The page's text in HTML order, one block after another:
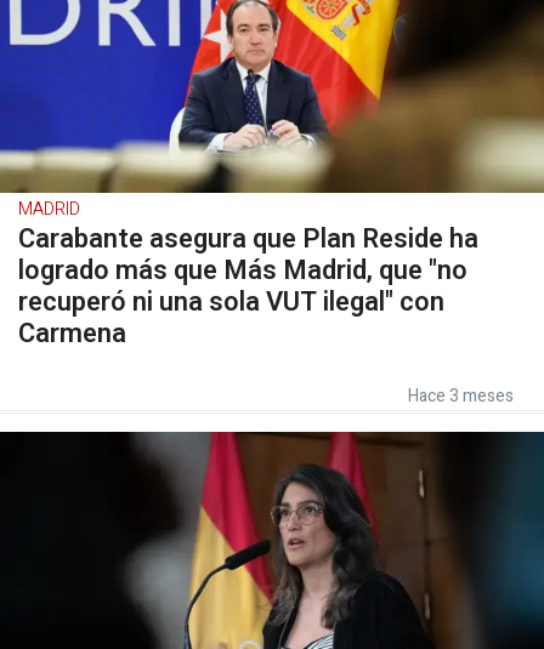
MADRID
Carabante asegura que Plan Reside ha
logrado más que Más Madrid, que "no
recuperó ni una sola VUT ilegal" con
Carmena
Hace 3 meses